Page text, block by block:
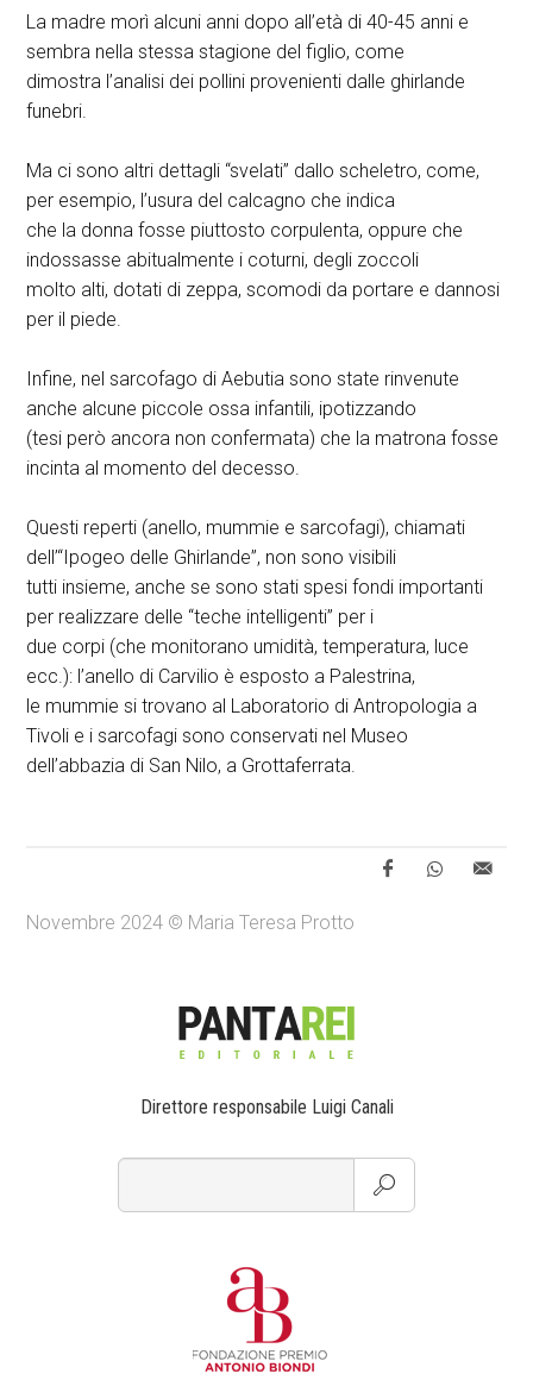
La madre morì alcuni anni dopo all’età di 40-45 anni e
sembra nella stessa stagione del figlio, come
dimostra l’analisi dei pollini provenienti dalle ghirlande
funebri.
Ma ci sono altri dettagli “svelati” dallo scheletro, come,
per esempio, l’usura del calcagno che indica
che la donna fosse piuttosto corpulenta, oppure che
indossasse abitualmente i coturni, degli zoccoli
molto alti, dotati di zeppa, scomodi da portare e dannosi
per il piede.
Infine, nel sarcofago di Aebutia sono state rinvenute
anche alcune piccole ossa infantili, ipotizzando
(tesi però ancora non confermata) che la matrona fosse
incinta al momento del decesso.
Questi reperti (anello, mummie e sarcofagi), chiamati
dell’“Ipogeo delle Ghirlande”, non sono visibili
tutti insieme, anche se sono stati spesi fondi importanti
per realizzare delle “teche intelligenti” per i
due corpi (che monitorano umidità, temperatura, luce
ecc.): l’anello di Carvilio è esposto a Palestrina,
le mummie si trovano al Laboratorio di Antropologia a
Tivoli e i sarcofagi sono conservati nel Museo
dell’abbazia di San Nilo, a Grottaferrata.
Novembre 2024 © Maria Teresa Protto
Direttore responsabile Luigi Canali